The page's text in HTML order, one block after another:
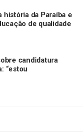
história da Paraíba e
de qualidade
candidatura
“estou